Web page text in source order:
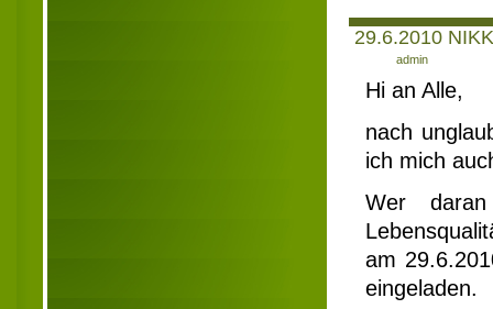
29.6.2010
admin
Hi an Alle,
nach
ich mich
Wer
am
eingeladen.